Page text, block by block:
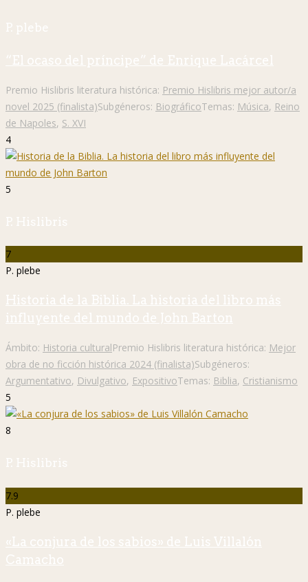
P. plebe
“El ocaso del príncipe” de Enrique Lacárcel
Premio Hislibris literatura histórica: Premio Hislibris mejor autor/a
novel 2025 (finalista)Subgéneros: BiográficoTemas: Música, Reino
de Napoles, S. XVI
4
5
P. Hislibris
7
P. plebe
Historia de la Biblia. La historia del libro más
influyente del mundo de John Barton
Ámbito: Historia culturalPremio Hislibris literatura histórica: Mejor
obra de no ficción histórica 2024 (finalista)Subgéneros:
Argumentativo, Divulgativo, ExpositivoTemas: Biblia, Cristianismo
5
8
P. Hislibris
7.9
P. plebe
«La conjura de los sabios» de Luis Villalón
Camacho